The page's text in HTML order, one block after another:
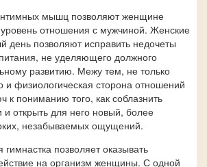
мышц позволяют женщине
отношения с мужчиной. Женские
день позволяют исправить недочеты
не уделяющего должного
развитию. Межу тем, не только
и физиологическая сторона отношений
к пониманию того, как соблазнить
и открыть для него новый, более
незабываемых ощущений.
позволяет оказывать
на организм женщины. С одной